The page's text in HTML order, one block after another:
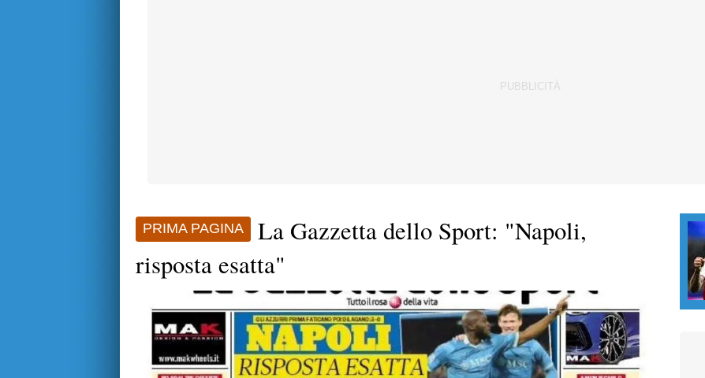
PRIMA PAGINA
La Gazzetta dello Sport: "Napoli,
risposta esatta"